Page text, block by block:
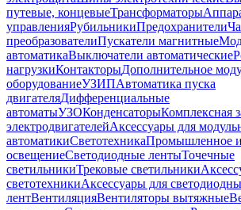
путевые, концевыеТрансформаторы
управленияРубильникиПредохранители
преобразователиПускатели магнитные
автоматикаВыключатели автоматические
нагрузкиКонтакторыДополнительное
оборудованиеУЗИПАвтоматика пуска
двигателяДифференциальные
автоматыУЗОКонденсаторыКомплексная
электродвигателейАксессуары для
автоматикиСветотехникаПромышленное и
освещениеСветодиодные лентыТочечные
светильникиТрековые светильники
светотехникиАксессуары для
лентВентиляцияВентиляторы вытяжные